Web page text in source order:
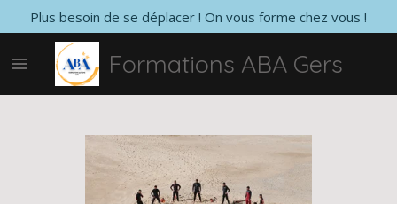
Passer
au
contenu
principal
Formations ABA Gers
Plus besoin de se déplacer ! On vous forme chez vous !